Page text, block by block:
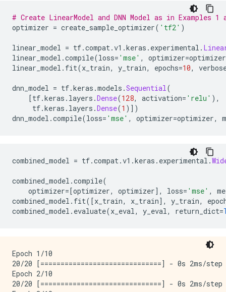
INFO:tensorflow:Done running local_init_op.
INFO:tensorflow:Evaluation [1/10]
INFO:tensorflow:Evaluation [2/10]
INFO:tensorflow:Evaluation [2/10]
INFO:tensorflow:Evaluation [3/10]
INFO:tensorflow:Evaluation [4/10]
INFO:tensorflow:Evaluation [4/10]
INFO:tensorflow:Evaluation [5/10]
INFO:tensorflow:Evaluation [5/10]
INFO:tensorflow:Evaluation [7/10]
INFO:tensorflow:Evaluation [8/10]
INFO:tensorflow:Evaluation [9/10]
INFO:tensorflow:Evaluation [9/10]
INFO:tensorflow:Inference Time : 0.54029s
INFO:tensorflow:Finished evaluation at 2022-01-29-
INFO:tensorflow:Saving dict for global step 20:
INFO:tensorflow:Saving dict for global step 20:
INFO:tensorflow:Saving 'checkpoint_path' summary
INFO:tensorflow:Saving 'checkpoint_path' summary
# Create LinearModel and DNN Model as in Examples 1
optimizer = create_sample_optimizer( 'tf2' )
linear_model = tf.compat.v1 .keras . experimental .
linear_model .compile(loss= 'mse' , optimizer=optimizer
linear_model . fit(x_train, y_train, epochs=10,
dnn_model = tf.keras .models .Sequential(
[tf.keras . layers .Dense(128, activation= 'relu' ),
tf.keras . layers .Dense(1 )])
dnn_model .compile(loss= 'mse' , optimizer=optimizer,
combined_model = tf.compat.v1 .keras . experimental .
combined_model .compile(
optimizer=[optimizer, optimizer], loss= 'mse' ,
combined_model . fit([x_train, x_train], y_train,
combined_model . evaluate(x_eval, y_eval, return_dict=
Epoch 1/10
20/20 [==============================] - 0s
Epoch 2/10
20/20 [==============================] - 0s